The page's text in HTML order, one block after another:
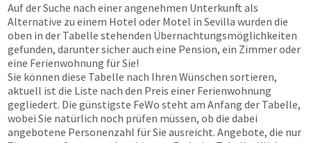
Auf der Suche nach einer angenehmen Unterkunft als
Alternative zu einem Hotel oder Motel in Sevilla wurden die
oben in der Tabelle stehenden Übernachtungsmöglichkeiten
gefunden, darunter sicher auch eine Pension, ein Zimmer oder
eine Ferienwohnung für Sie!
Sie können diese Tabelle nach Ihren Wünschen sortieren,
aktuell ist die Liste nach den Preis einer Ferienwohnung
gegliedert. Die günstigste FeWo steht am Anfang der Tabelle,
wobei Sie natürlich noch prüfen müssen, ob die dabei
angebotene Personenzahl für Sie ausreicht. Angebote, die nur